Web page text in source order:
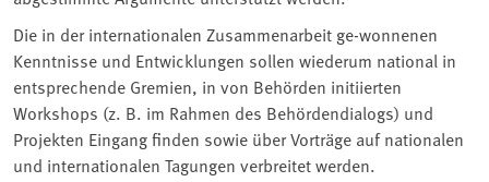
Die in der internationalen Zusammenarbeit ge-wonnenen
Kenntnisse und Entwicklungen sollen wiederum national in
entsprechende Gremien, in von Behörden initiierten
Workshops (z. B. im Rahmen des Behördendialogs) und
Projekten Eingang finden sowie über Vorträge auf nationalen
und internationalen Tagungen verbreitet werden.